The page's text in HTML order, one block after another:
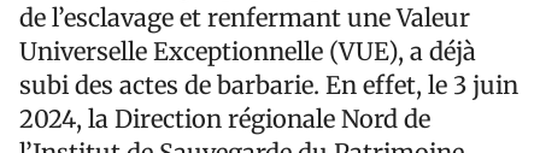
de l’esclavage et renfermant une Valeur
Universelle Exceptionnelle (VUE), a déjà
subi des actes de barbarie. En effet, le 3 juin
2024, la Direction régionale Nord de